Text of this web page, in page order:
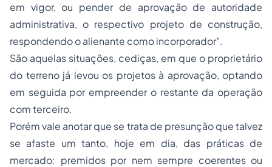
em vigor, ou pender de aprovação de autoridade
administrativa, o respectivo projeto de construção,
respondendo o alienante como incorporador".
São aquelas situações, cediças, em que o proprietário
do terreno já levou os projetos à aprovação, optando
em seguida por empreender o restante da operação
com terceiro.
Porém vale anotar que se trata de presunção que talvez
se afaste um tanto, hoje em dia, das práticas de
mercado: premidos por nem sempre coerentes ou